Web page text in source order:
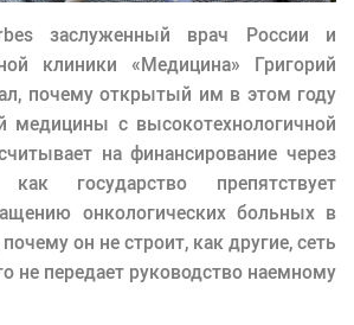
заслуженный врач России и
клиники «Медицина» Григорий
почему открытый им в этом году
медицины с высокотехнологичной
на финансирование через
государство препятствует
онкологических больных в
он не строит, как другие, сеть
не передает руководство наемному